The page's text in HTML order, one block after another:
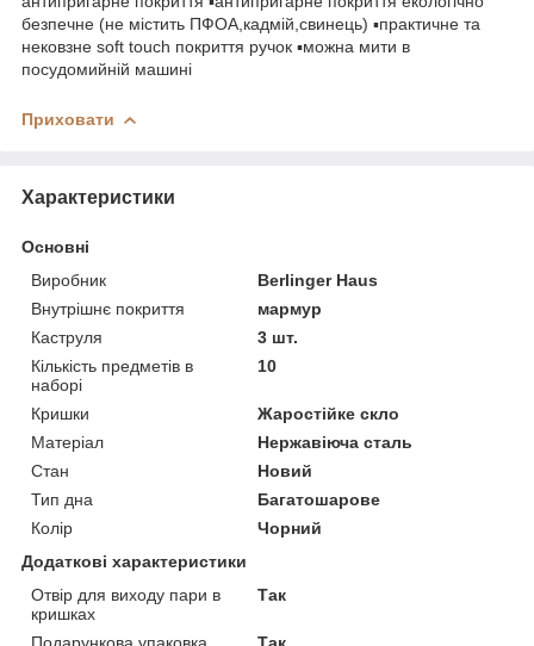
безпечне (не містить ПФОА,кадмій,свинець) ▪практичне та
нековзне soft touch покриття ручок ▪можна мити в
посудомийній машині
Приховати
Характеристики
Основні
Виробник
Berlinger Haus
Внутрішнє покриття
мармур
Каструля
3 шт.
Кількість предметів в
наборі
10
Кришки
Жаростійке скло
Матеріал
Нержавіюча сталь
Стан
Новий
Тип дна
Багатошарове
Колір
Чорний
Додаткові характеристики
Отвір для виходу пари в
кришках
Так
Подарункова упаковка Так